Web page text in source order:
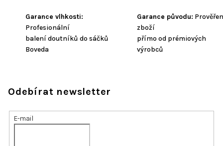
Garance vlhkosti:
Profesionální
balení doutníků do sáčků
Boveda
Garance původu:
zboží
přímo od prémiových
výrobců
Odebírat newsletter
E-mail